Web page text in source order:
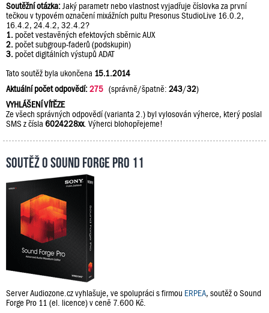
Soutěžní otázka: Jaký parametr nebo vlastnost vyjadřuje číslovka za první
tečkou v typovém označení mixážních pultu Presonus StudioLive 16.0.2,
16.4.2, 24.4.2, 32.4.2?
1. počet vestavěných efektových sběrnic AUX
2. počet subgroup-faderů (podskupin)
3. počet digitálních výstupů ADAT
Tato soutěž byla ukončena 15.1.2014
Aktuální počet odpovědí:275 (správně/špatně: 243/32)
VYHLÁŠENÍ VÍTĚZE
Ze všech správných odpovědí (varianta 2.) byl vylosován výherce, který poslal
SMS z čísla 6024228xx. Výherci blohopřejeme!
Soutěž o Sound Forge Pro 11
Server Audiozone.cz vyhlašuje, ve spolupráci s firmou ERPEA, soutěž o Sound
Forge Pro 11 (el. licence) v ceně 7.600 Kč.